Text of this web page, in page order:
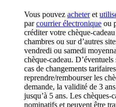
Vous pouvez acheteret
parcourrier électronique ou
créditer votre chèque-
chambres ou sur d’autres
vendredi ou samedi
chèque-cadeau.
cas de changements
reprendre/rembourser les
demande, la validité de 3
jusqu’à 5 ans. Les
nominatifs et peuvent être